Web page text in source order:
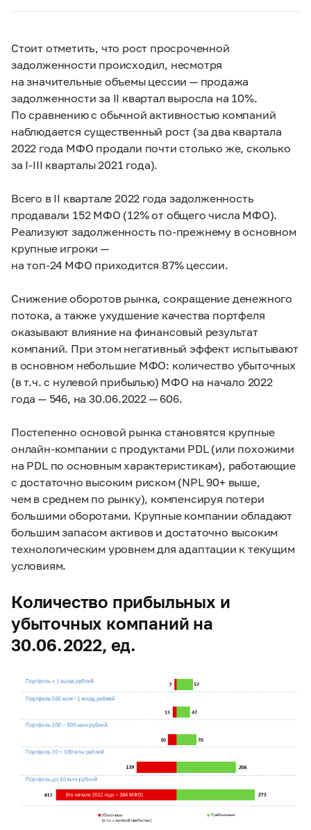
Стоит отметить, что рост просроченной
задолженности происходил, несмотря
на значительные объемы цессии — продажа
задолженности за II квартал выросла на 10%.
По сравнению с обычной активностью компаний
наблюдается существенный рост (за два квартала
2022 года МФО продали почти столько же, сколько
за I-III кварталы 2021 года).
Всего в II квартале 2022 года задолженность
продавали 152 МФО (12% от общего числа МФО).
Реализуют задолженность по-прежнему в основном
крупные игроки —
на топ-24 МФО приходится 87% цессии.
Снижение оборотов рынка, сокращение денежного
потока, а также ухудшение качества портфеля
оказывают влияние на финансовый результат
компаний. При этом негативный эффект испытывают
в основном небольшие МФО: количество убыточных
(в т.ч. с нулевой прибылью) МФО на начало 2022
года — 546, на 30.06.2022 — 606.
Постепенно основой рынка становятся крупные
онлайн-компании с продуктами PDL (или похожими
на PDL по основным характеристикам), работающие
с достаточно высоким риском (NPL 90+ выше,
чем в среднем по рынку), компенсируя потери
большими оборотами. Крупные компании обладают
большим запасом активов и достаточно высоким
технологическим уровнем для адаптации к текущим
условиям.
Количество прибыльных и
убыточных компаний на
30.06.2022, ед.